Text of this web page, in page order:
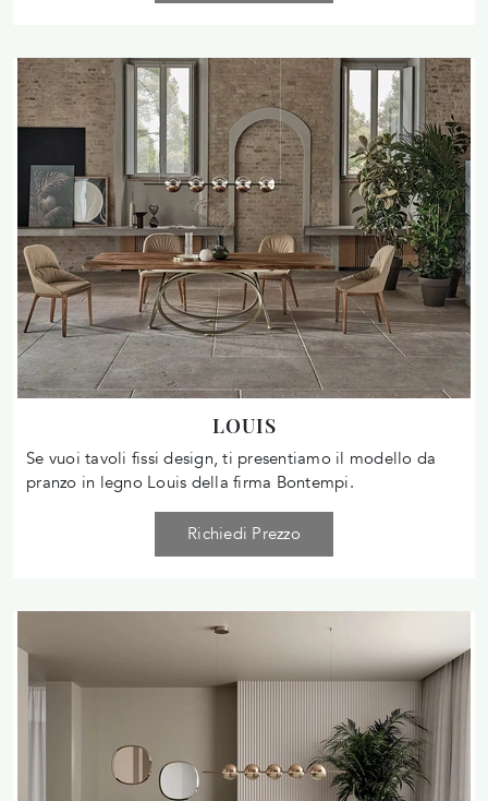
LOUIS
Se vuoi tavoli fissi design, ti presentiamo il modello da
pranzo in legno Louis della firma Bontempi.
Richiedi Prezzo